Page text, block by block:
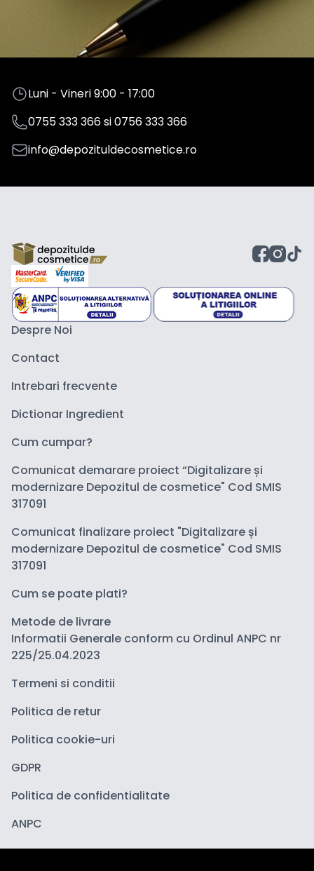
Luni - Vineri 9:00 - 17:00
0755 333 366si0756 333 366
info@depozituldecosmetice.ro
Despre Noi
Contact
Intrebari frecvente
Dictionar Ingredient
Cum cumpar?
Comunicat demarare proiect “Digitalizare și
modernizare Depozitul de cosmetice" Cod SMIS
317091
Comunicat finalizare proiect "Digitalizare și
modernizare Depozitul de cosmetice" Cod SMIS
317091
Cum se poate plati?
Metode de livrare
Informatii Generale conform cu Ordinul ANPC nr
225/25.04.2023
Termeni si conditii
Politica de retur
Politica cookie-uri
GDPR
Politica de confidentialitate
ANPC